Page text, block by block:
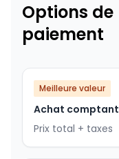
Options de
paiement
Meilleure valeur
Achat comptant
Prix total + taxes